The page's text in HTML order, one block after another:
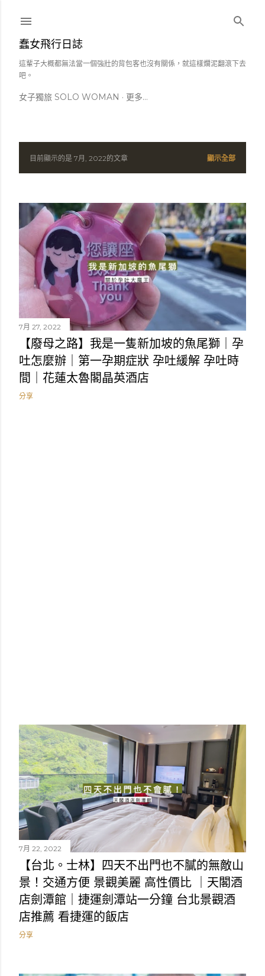
蠢女飛行日誌
這輩子大概都無法當一個強壯的背包客也沒有關係，就這樣爛泥翻滾下去
吧。
女子獨旅 SOLO WOMAN 更多…
發
表
文
章
目前顯示的是 7月, 2022的文章 顯示全部
7月 27, 2022
【廢母之路】我是一隻新加坡的魚尾獅｜孕
吐怎麼辦｜第一孕期症狀 孕吐緩解 孕吐時
間｜花蓮太魯閣晶英酒店
分享
7月 22, 2022
【台北。士林】四天不出門也不膩的無敵山
景！交通方便 景觀美麗 高性價比 ｜天閣酒
店劍潭館｜捷運劍潭站一分鐘 台北景觀酒
店推薦 看捷運的飯店
分享